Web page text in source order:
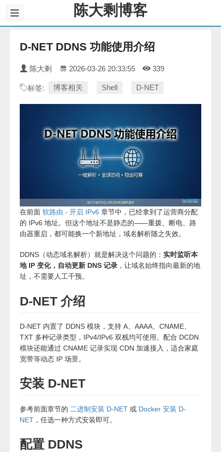
陈大剩博客
D-NET DDNS 功能使用介绍
陈大剩 2026-03-26 20:33:55 339
标签: 博客相关 Shell D-NET
在前面 软路由 - 开启 IPv6 章节中，已经拿到了运营商分配
的 IPv6 地址。但这个地址不是静态的——重拨、断电、路
由器重启，都可能换一个新地址，域名解析随之失效。
DDNS（动态域名解析）就是解决这个问题的： 实时监听本
地 IP 变化，自动更新 DNS 记录 ，让域名始终指向最新的地
址，不需要人工干预。
D-NET 介绍
D-NET 内置了 DDNS 模块，支持 A、AAAA、CNAME、
TXT 多种记录类型，IPv4/IPv6 双栈均可使用。配合 DCDN
模块还能通过 CNAME 记录实现 CDN 加速接入，适合家庭
宽带等动态 IP 场景。
安装 D-NET
参考前面章节的 二进制安装 D-NET 或 Docker 安装 D-
NET ，任选一种方式安装即可。
配置 DDNS